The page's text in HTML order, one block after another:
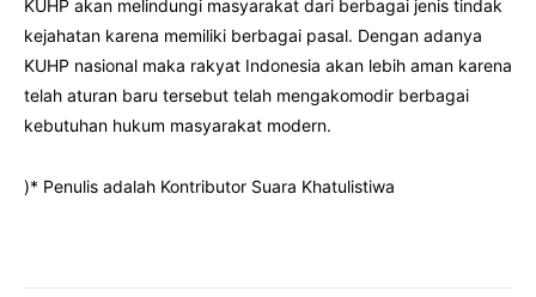
KUHP akan melindungi masyarakat dari berbagai jenis tindak
kejahatan karena memiliki berbagai pasal. Dengan adanya
KUHP nasional maka rakyat Indonesia akan lebih aman karena
telah aturan baru tersebut telah mengakomodir berbagai
kebutuhan hukum masyarakat modern.
)* Penulis adalah Kontributor Suara Khatulistiwa